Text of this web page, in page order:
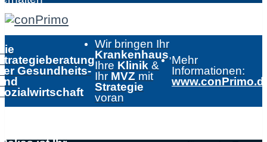
Gesundheits-
Wir bringen Ihr
Krankenhaus,
Ihre Klinik &
Ihr MVZ mit
Strategie
voran
Mehr
Informationen: